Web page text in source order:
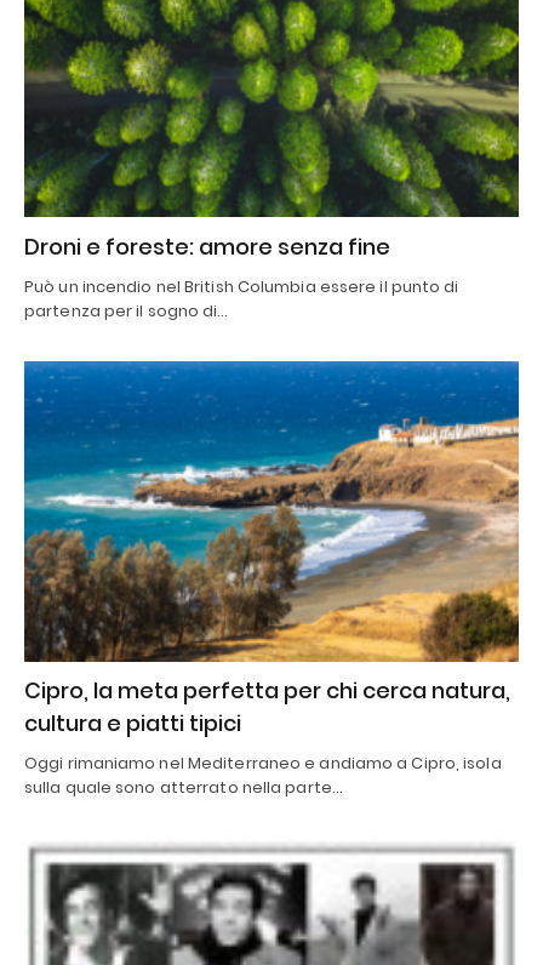
Droni e foreste: amore senza fine
Può un incendio nel British Columbia essere il punto di
partenza per il sogno di…
Cipro, la meta perfetta per chi cerca natura,
cultura e piatti tipici
Oggi rimaniamo nel Mediterraneo e andiamo a Cipro, isola
sulla quale sono atterrato nella parte…